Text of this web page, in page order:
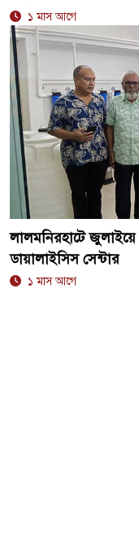
১ মাস আগে
লালমনিরহাটে
ডায়ালাইসিস সেন্টার
১ মাস আগে